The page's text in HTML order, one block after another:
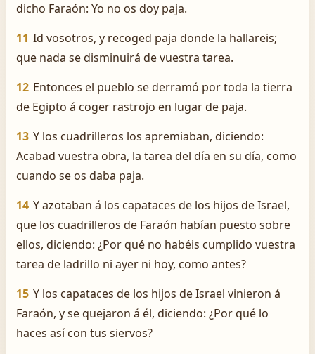
dicho Faraón: Yo no os doy paja.
11 Id vosotros, y recoged paja donde la hallareis;
que nada se disminuirá de vuestra tarea.
12 Entonces el pueblo se derramó por toda la tierra
de Egipto á coger rastrojo en lugar de paja.
13 Y los cuadrilleros los apremiaban, diciendo:
Acabad vuestra obra, la tarea del día en su día, como
cuando se os daba paja.
14 Y azotaban á los capataces de los hijos de Israel,
que los cuadrilleros de Faraón habían puesto sobre
ellos, diciendo: ¿Por qué no habéis cumplido vuestra
tarea de ladrillo ni ayer ni hoy, como antes?
15 Y los capataces de los hijos de Israel vinieron á
Faraón, y se quejaron á él, diciendo: ¿Por qué lo
haces así con tus siervos?